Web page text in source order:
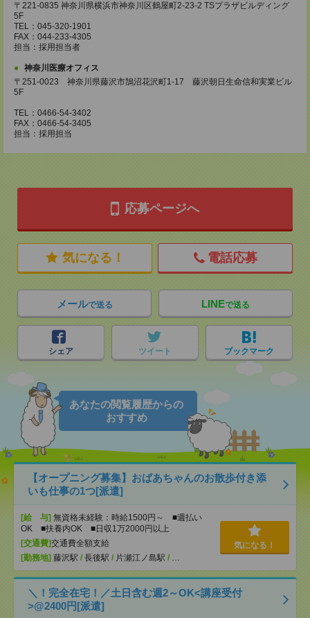
〒221-0835 神奈川県横浜市神奈川区鶴屋町2-23-2 TSプラザビルディング
5F
TEL：045-320-1901
FAX：044-233-4305
担当：採用担当者
神奈川医療オフィス
〒251-0023 神奈川県藤沢市鵠沼花沢町1-17 藤沢朝日生命信和実業ビル
5F
TEL：0466-54-3402
FAX：0466-54-3405
担当：採用担当
応募ページへ
気になる！ 電話応募
メールで送る LINEで送る
シェア ツイート ブックマーク
あなたの閲覧履歴からの
おすすめ
【オープニング募集】おばあちゃんのお散歩付き添
いも仕事の1つ[派遣]
[給 与] 無資格未経験：時給1500円～ ■週払い
OK ■扶養内OK ■日収1万2000円以上
[交通費]交通費全額支給
[勤務地] 藤沢駅 / 長後駅 / 片瀬江ノ島駅 / …
気になる！
＼！完全在宅！／土日含む週2～OK<講座受付
>@2400円[派遣]